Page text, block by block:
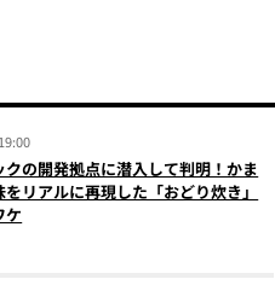
クの開発拠点に潜入して判明！かま
をリアルに再現した「おどり炊き」
ケ